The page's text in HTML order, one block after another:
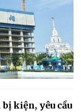
kiện, yêu cầu